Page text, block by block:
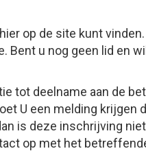
op de site kunt
Bent u nog geen lid en
tot deelname aan de
U een melding krijgen
is deze inschrijving
op met het